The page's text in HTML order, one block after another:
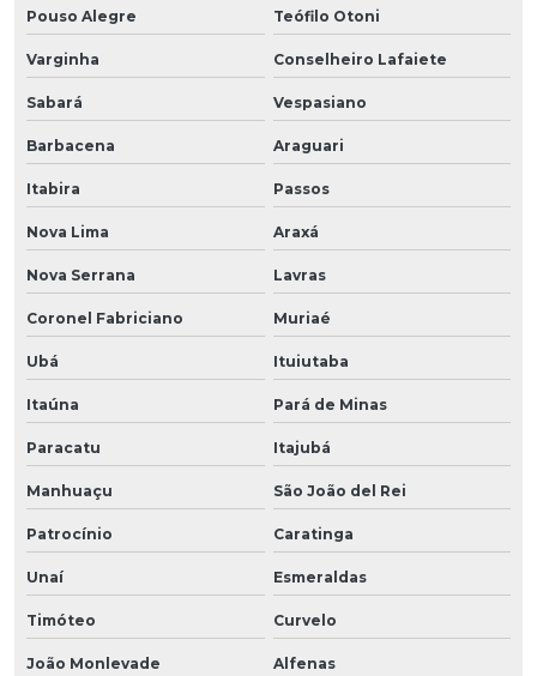
Pouso Alegre Teófilo Otoni
Varginha Conselheiro Lafaiete
Sabará Vespasiano
Barbacena Araguari
Itabira Passos
Nova Lima Araxá
Nova Serrana Lavras
Coronel Fabriciano Muriaé
Ubá Ituiutaba
Itaúna Pará de Minas
Paracatu Itajubá
Manhuaçu São João del Rei
Patrocínio Caratinga
Unaí Esmeraldas
Timóteo Curvelo
João Monlevade Alfenas